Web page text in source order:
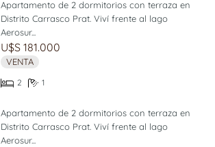
Apartamento de 2 dormitorios con terraza en
Distrito Carrasco Prat. Viví frente al lago
Aerosur...
U$S 181.000
VENTA
2 1
Apartamento de 2 dormitorios con terraza en
Distrito Carrasco Prat. Viví frente al lago
Aerosur...